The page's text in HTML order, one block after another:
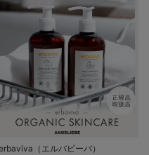
（エルバビーバ）